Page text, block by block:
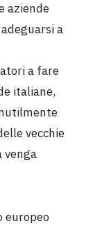
aziende
a
a fare
italiane,
vecchie
venga
europeo